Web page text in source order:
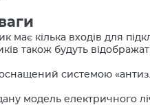
має кілька входів для
також будуть
системою
модель електричного